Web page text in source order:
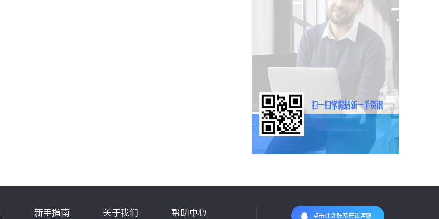
新手指南 关于我们 帮助中心 点击此处联系在线客服